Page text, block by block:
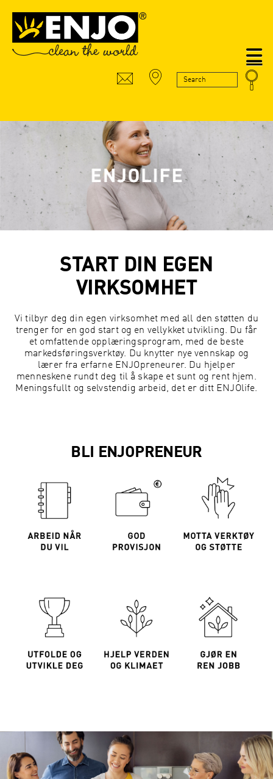
START DIN EGEN
VIRKSOMHET
Vi tilbyr deg din egen virksomhet med all den støtten du
trenger for en god start og en vellykket utvikling. Du får
et omfattende opplæringsprogram, med de beste
markedsføringsverktøy. Du knytter nye vennskap og
lærer fra erfarne ENJOpreneurer. Du hjelper
menneskene rundt deg til å skape et sunt og rent hjem.
Meningsfullt og selvstendig arbeid, det er ditt ENJOlife.
BLI ENJOPRENEUR